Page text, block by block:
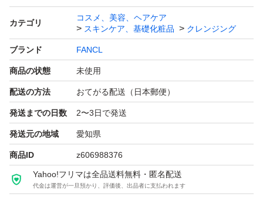
製造:2026年2月
カテゴリ
コスメ、美容、ヘアケア
スキンケア、基礎化粧品
クレンジング
ブランド FANCL
商品の状態 未使用
配送の方法 おてがる配送（日本郵便）
発送までの日数 2〜3日で発送
発送元の地域 愛知県
商品ID z606988376
Yahoo!フリマは全品送料無料・匿名配送
代金は運営が一旦預かり、評価後、出品者に支払われます